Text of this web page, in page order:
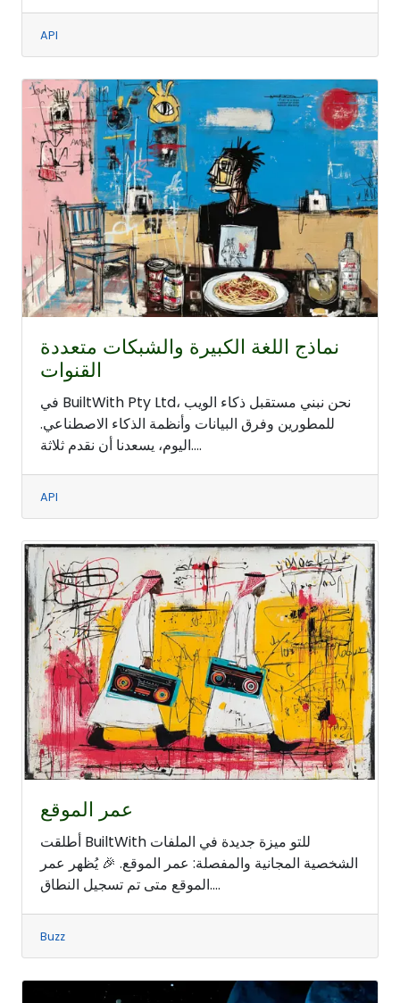
API
نماذج اللغة الكبيرة والشبكات متعددة
القنوات
في BuiltWith Pty Ltd، نحن نبني مستقبل ذكاء الويب
للمطورين وفرق البيانات وأنظمة الذكاء الاصطناعي.
اليوم، يسعدنا أن نقدم ثلاثة....
API
عمر الموقع
أطلقت BuiltWith للتو ميزة جديدة في الملفات
الشخصية المجانية والمفصلة: عمر الموقع. 🎉 يُظهر عمر
الموقع متى تم تسجيل النطاق....
Buzz